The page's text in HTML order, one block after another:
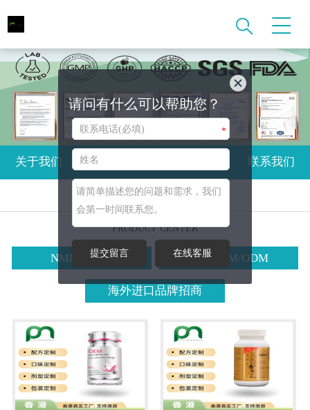
关于我们 产品中心 联系我们
产品中心
PRODUCT CENTER
NMN代加工 全球OEM/ODM
海外进口品牌招商
请问有什么可以帮助您？
*
提交留言 在线客服